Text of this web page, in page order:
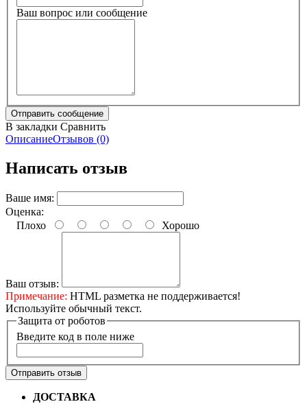
Ваш вопрос или сообщение
В закладки Сравнить
ОписаниеОтзывов (0)
Написать отзыв
Ваше имя:
Оценка:
Плохо
Хорошо
Ваш отзыв:
Примечание: HTML разметка не поддерживается!
Используйте обычный текст.
Защита от роботов
Введите код в поле ниже
Отправить отзыв
ДОСТАВКА